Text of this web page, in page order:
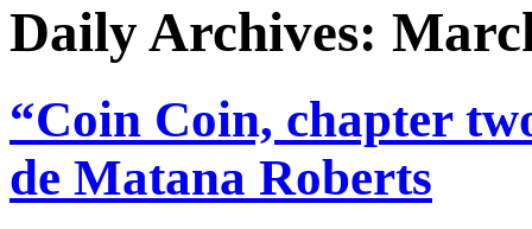
Daily Archives:
“Coin Coin, chapter
de Matana Roberts